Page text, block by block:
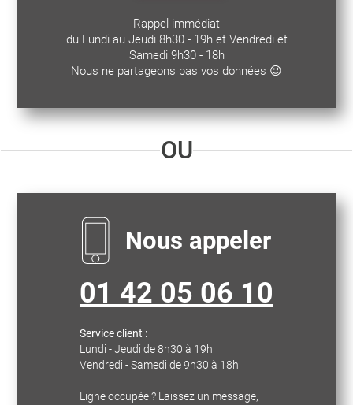
Rappel immédiat
du Lundi au Jeudi 8h30 - 19h et Vendredi et
Samedi 9h30 - 18h
Nous ne partageons pas vos données 😉
OU
Nous appeler
01 42 05 06 10
Service client :
Lundi - Jeudi de 8h30 à 19h
Vendredi - Samedi de 9h30 à 18h
Ligne occupée ? Laissez un message,